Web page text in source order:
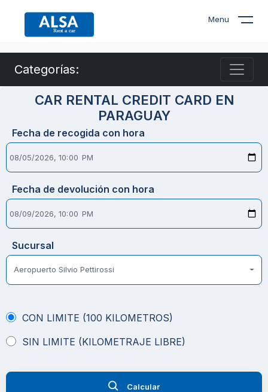
Menu
Categorías:
CAR RENTAL CREDIT CARD EN
PARAGUAY
Fecha de recogida con hora
Fecha de devolución con hora
Sucursal
Aeropuerto Silvio Pettirossi
CON LIMITE (100 KILOMETROS)
SIN LIMITE (KILOMETRAJE LIBRE)
Calcular